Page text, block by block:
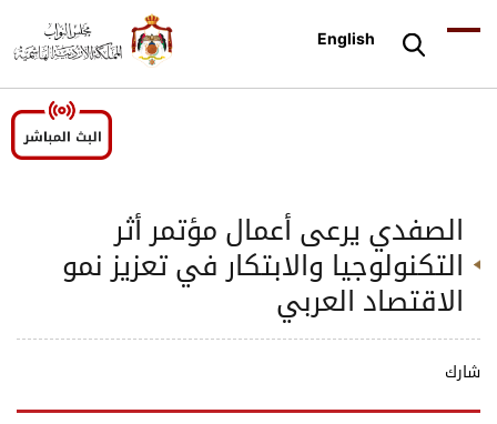
English
الصفدي يرعى أعمال مؤتمر أثر
التكنولوجيا والابتكار في تعزيز نمو
الاقتصاد العربي
شارك